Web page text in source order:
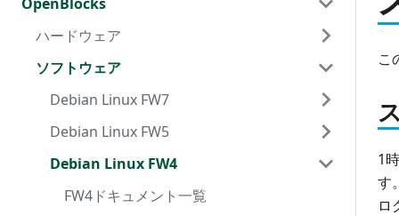
ドキュメント一覧
ハードウェア
OpenBlocks IoT BX0
OpenBlocks IoT BX1
OpenBlocks IoT BX3
OpenBlocks IoT BX5
OpenBlocks IoT EX1
ソフトウェア
Debian Linux FW7
FW7ドキュメント一覧
スタートアップガイド
WEB-UI接続準備
サービスガイド
Debian Linux FW5
FW5ドキュメント一覧
スタートアップガイド
Debian Linux FW4
FW4ドキュメント一覧
こ
1
す。
ロ